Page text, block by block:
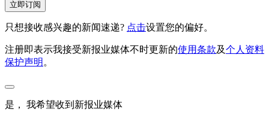
立即订阅
只想接收感兴趣的新闻速递? 点击设置您的偏好。
注册即表示我接受新报业媒体不时更新的使用条款及个人资料
保护声明 。
是， 我希望收到新报业媒体